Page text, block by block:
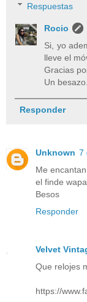
Respuestas
Rocio
Si, yo
lleve el
Gracias
Un besazo.
Responder
Unknown 7
Me
el finde wapa
Besos
Responder
Velvet
Que relojes
https://